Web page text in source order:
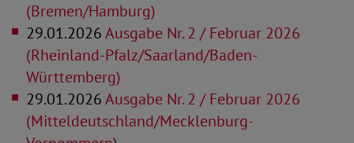
(Bremen/Hamburg)
29.01.2026Ausgabe Nr. 2 / Februar 2026
(Rheinland-Pfalz/Saarland/Baden-
Württemberg)
29.01.2026Ausgabe Nr. 2 / Februar 2026
(Mitteldeutschland/Mecklenburg-